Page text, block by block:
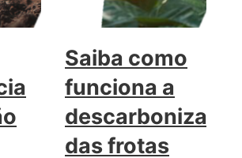
Saiba como
funciona a
das frotas